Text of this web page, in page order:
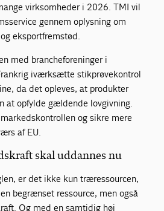
virksomheder i 2026. TMI vil
gennem oplysning om
eksportfremstød.
med brancheforeninger i
iværksætte stikprøvekontrol
da det opleves, at produkter
at opfylde gældende lovgivning.
og sikre mere
af EU.
skal uddannes nu
er det ikke kun træressourcen,
begrænset ressource, men også
Og med en samtidig høj